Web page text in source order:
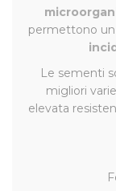
permettono un
Le sementi
migliori
elevata